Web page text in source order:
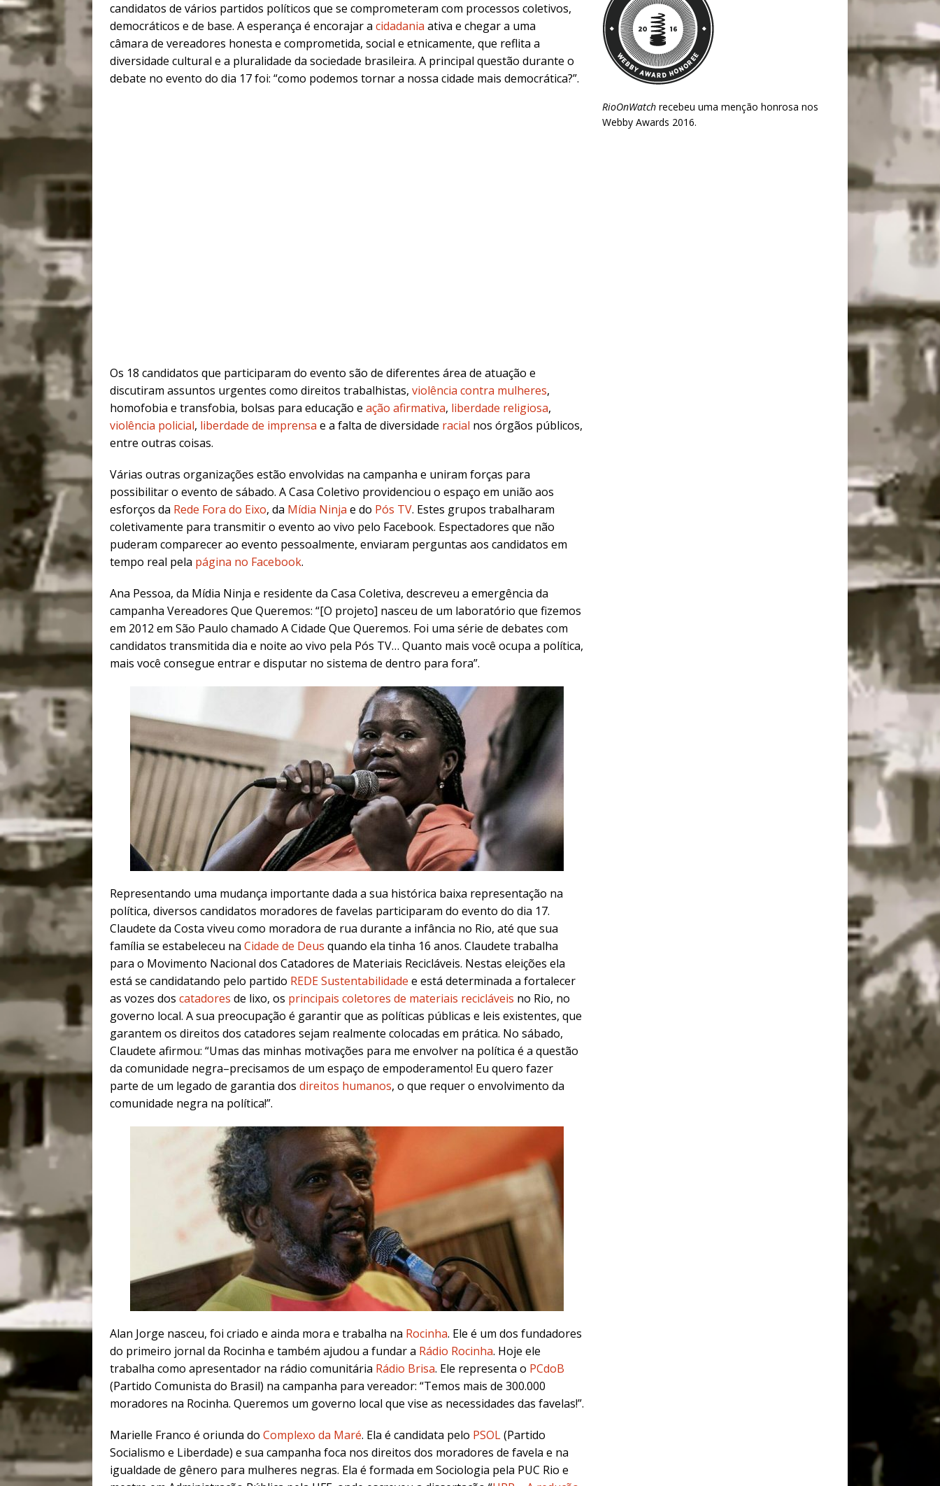
candidatos de vários partidos políticos que se comprometeram com processos coletivos,
democráticos e de base. A esperança é encorajar a cidadania ativa e chegar a uma
câmara de vereadores honesta e comprometida, social e etnicamente, que reflita a
diversidade cultural e a pluralidade da sociedade brasileira. A principal questão durante o
debate no evento do dia 17 foi: “como podemos tornar a nossa cidade mais democrática?”.
Os 18 candidatos que participaram do evento são de diferentes área de atuação e
discutiram assuntos urgentes como direitos trabalhistas, violência contra mulheres,
homofobia e transfobia, bolsas para educação e ação afirmativa, liberdade religiosa,
violência policial, liberdade de imprensa e a falta de diversidade racial nos órgãos públicos,
entre outras coisas.
Várias outras organizações estão envolvidas na campanha e uniram forças para
possibilitar o evento de sábado. A Casa Coletivo providenciou o espaço em união aos
esforços da Rede Fora do Eixo, da Mídia Ninja e do Pós TV. Estes grupos trabalharam
coletivamente para transmitir o evento ao vivo pelo Facebook. Espectadores que não
puderam comparecer ao evento pessoalmente, enviaram perguntas aos candidatos em
tempo real pela página no Facebook.
Ana Pessoa, da Mídia Ninja e residente da Casa Coletiva, descreveu a emergência da
campanha Vereadores Que Queremos: “[O projeto] nasceu de um laboratório que fizemos
em 2012 em São Paulo chamado A Cidade Que Queremos. Foi uma série de debates com
candidatos transmitida dia e noite ao vivo pela Pós TV… Quanto mais você ocupa a política,
mais você consegue entrar e disputar no sistema de dentro para fora”.
Representando uma mudança importante dada a sua histórica baixa representação na
política, diversos candidatos moradores de favelas participaram do evento do dia 17.
Claudete da Costa viveu como moradora de rua durante a infância no Rio, até que sua
família se estabeleceu na Cidade de Deus quando ela tinha 16 anos. Claudete trabalha
para o Movimento Nacional dos Catadores de Materiais Recicláveis. Nestas eleições ela
está se candidatando pelo partido REDE Sustentabilidade e está determinada a fortalecer
as vozes dos catadores de lixo, os principais coletores de materiais recicláveis no Rio, no
governo local. A sua preocupação é garantir que as políticas públicas e leis existentes, que
garantem os direitos dos catadores sejam realmente colocadas em prática. No sábado,
Claudete afirmou: “Umas das minhas motivações para me envolver na política é a questão
da comunidade negra–precisamos de um espaço de empoderamento! Eu quero fazer
parte de um legado de garantia dos direitos humanos, o que requer o envolvimento da
comunidade negra na política!”.
Alan Jorge nasceu, foi criado e ainda mora e trabalha na Rocinha. Ele é um dos fundadores
do primeiro jornal da Rocinha e também ajudou a fundar a Rádio Rocinha. Hoje ele
trabalha como apresentador na rádio comunitária Rádio Brisa. Ele representa o PCdoB
(Partido Comunista do Brasil) na campanha para vereador: “Temos mais de 300.000
moradores na Rocinha. Queremos um governo local que vise as necessidades das favelas!”.
Marielle Franco é oriunda do Complexo da Maré. Ela é candidata pelo PSOL(Partido
Socialismo e Liberdade) e sua campanha foca nos direitos dos moradores de favela e na
igualdade de gênero para mulheres negras. Ela é formada em Sociologia pela PUC Rio e
RioOnWatchrecebeu uma menção honrosa nos
Webby Awards 2016.